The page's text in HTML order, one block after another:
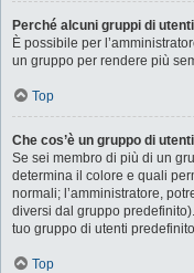
Perché alcuni gruppi di
È possibile per
un gruppo per rendere più
Top
Che cos’è un gruppo di
Se sei membro di più di un
determina il colore e quali
normali; l’amministratore,
diversi dal gruppo
tuo gruppo di utenti
Top